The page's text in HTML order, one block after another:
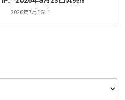
2026年7月16日